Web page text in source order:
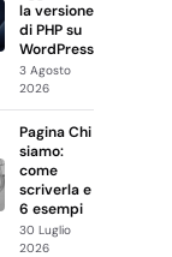
la versione
di PHP su
WordPress
3 Agosto
2026
Pagina Chi
siamo:
come
scriverla e
6 esempi
30 Luglio
2026